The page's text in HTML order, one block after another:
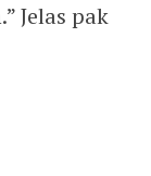
Jelas pak